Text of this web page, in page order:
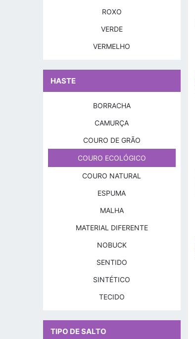
ROXO
VERDE
VERMELHO
HASTE
BORRACHA
CAMURÇA
COURO DE GRÃO
COURO ECOLÓGICO
COURO NATURAL
ESPUMA
MALHA
MATERIAL DIFERENTE
NOBUCK
SENTIDO
SINTÉTICO
TECIDO
TIPO DE SALTO